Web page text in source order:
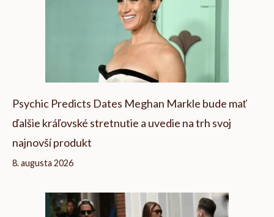
Psychic Predicts Dates Meghan Markle bude mať
ďalšie kráľovské stretnutie a uvedie na trh svoj
najnovší produkt
8. augusta 2026